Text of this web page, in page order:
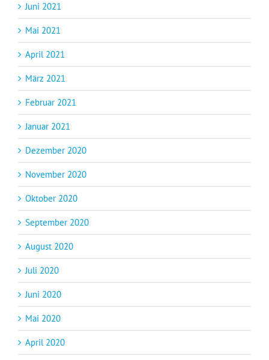
Juni 2021
Mai 2021
April 2021
März 2021
Februar 2021
Januar 2021
Dezember 2020
November 2020
Oktober 2020
September 2020
August 2020
Juli 2020
Juni 2020
Mai 2020
April 2020